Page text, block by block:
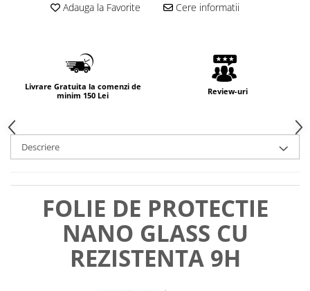
Adauga la Favorite Cere informatii
Livrare Gratuita la comenzi de
minim 150 Lei
Review-uri
Descriere
FOLIE DE PROTECTIE
NANO GLASS CU
REZISTENTA 9H